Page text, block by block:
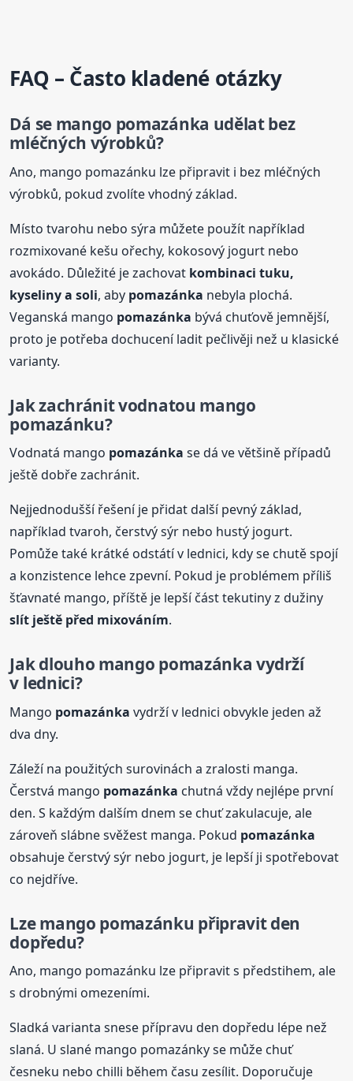
FAQ – Často kladené otázky
Dá se mango pomazánka udělat bez
mléčných výrobků?
Ano, mango pomazánku lze připravit i bez mléčných
výrobků, pokud zvolíte vhodný základ.
Místo tvarohu nebo sýra můžete použít například
rozmixované kešu ořechy, kokosový jogurt nebo
avokádo. Důležité je zachovat kombinaci tuku,
kyseliny a soli, aby pomazánka nebyla plochá.
Veganská mango pomazánka bývá chuťově jemnější,
proto je potřeba dochucení ladit pečlivěji než u klasické
varianty.
Jak zachránit vodnatou mango
pomazánku?
Vodnatá mango pomazánka se dá ve většině případů
ještě dobře zachránit.
Nejjednodušší řešení je přidat další pevný základ,
například tvaroh, čerstvý sýr nebo hustý jogurt.
Pomůže také krátké odstátí v lednici, kdy se chutě spojí
a konzistence lehce zpevní. Pokud je problémem příliš
šťavnaté mango, příště je lepší část tekutiny z dužiny
slít ještě před mixováním.
Jak dlouho mango pomazánka vydrží
v lednici?
Mango pomazánka vydrží v lednici obvykle jeden až
dva dny.
Záleží na použitých surovinách a zralosti manga.
Čerstvá mango pomazánka chutná vždy nejlépe první
den. S každým dalším dnem se chuť zakulacuje, ale
zároveň slábne svěžest manga. Pokud pomazánka
obsahuje čerstvý sýr nebo jogurt, je lepší ji spotřebovat
co nejdříve.
Lze mango pomazánku připravit den
dopředu?
Ano, mango pomazánku lze připravit s předstihem, ale
s drobnými omezeními.
Sladká varianta snese přípravu den dopředu lépe než
slaná. U slané mango pomazánky se může chuť
česneku nebo chilli během času zesílit. Doporučuje